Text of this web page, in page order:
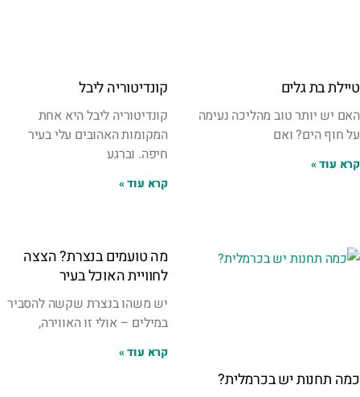
טיילת בת גלים
האם יש יותר טוב מהליכה נעימה
על חוף הים? ואם
קרא עוד »
קונדיטוריה ליבל
קונדיטוריה ליבל היא אחת
המקומות האהובים עלי בעיר
חיפה. וברגע
קרא עוד »
כמה תחנות יש בכרמלית?
מה טועמים בנצרת? הצצה
לחוויית האוכל בעיר
יש משהו בנצרת שקשה להסביר
במילים – אולי זו האווירה,
קרא עוד »